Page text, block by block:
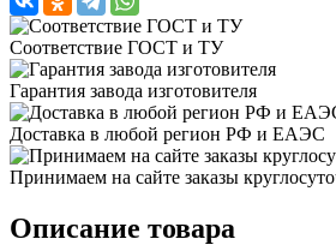
Соответствие ГОСТ и ТУ
Гарантия завода изготовителя
Доставка в любой регион РФ и ЕАЭС
Принимаем на сайте заказы
Описание товара